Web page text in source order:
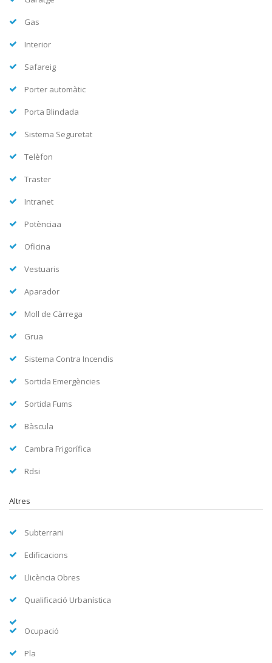
Gas
Interior
Safareig
Porter automàtic
Porta Blindada
Sistema Seguretat
Telèfon
Traster
Intranet
Potènciaa
Oficina
Vestuaris
Aparador
Moll de Càrrega
Grua
Sistema Contra Incendis
Sortida Emergències
Sortida Fums
Bàscula
Cambra Frigorífica
Rdsi
Altres
Subterrani
Edificacions
Llicència Obres
Qualificació Urbanística
Ocupació
Pla